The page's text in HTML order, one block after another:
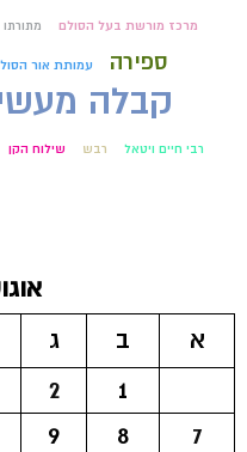
מרכז מורשת בעל הסולם מתורתו
ספירה עמותת אור
קבלה
רבי חיים ויטאל רבש שילוח הקן
א
ב ג
1
2
7
8
9